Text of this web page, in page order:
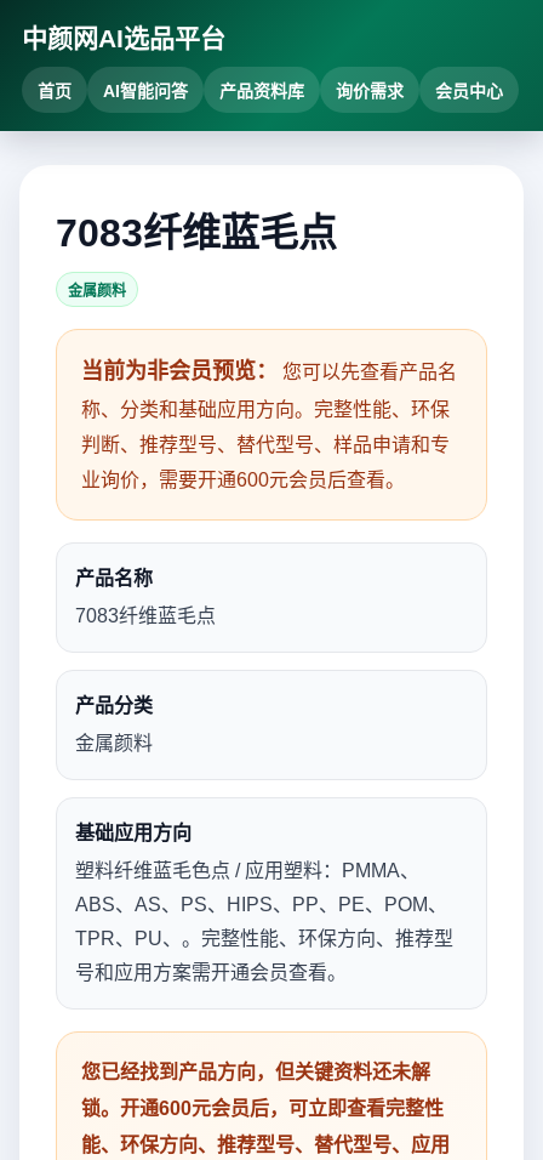
中颜网AI选品平台
首页 AI智能问答 产品资料库 询价需求 会员中心
7083纤维蓝毛点
金属颜料
当前为非会员预览：
您可以先查看产品名
称、分类和基础应用方向。完整性能、环保
判断、推荐型号、替代型号、样品申请和专
业询价，需要开通600元会员后查看。
产品名称
7083纤维蓝毛点
产品分类
金属颜料
基础应用方向
塑料纤维蓝毛色点 / 应用塑料：PMMA、
ABS、AS、PS、HIPS、PP、PE、POM、
TPR、PU、。完整性能、环保方向、推荐型
号和应用方案需开通会员查看。
您已经找到产品方向，但关键资料还未解
锁。开通600元会员后，可立即查看完整性
能、环保方向、推荐型号、替代型号、应用